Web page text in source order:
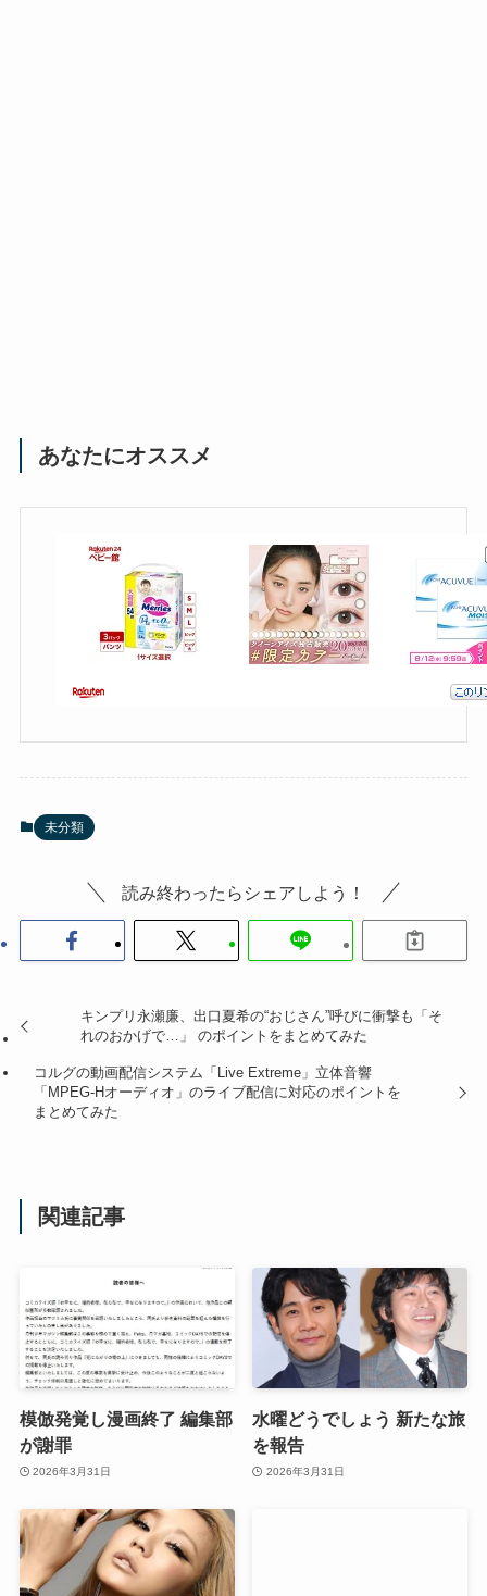
あなたにオススメ
未分類
読み終わったらシェアしよう！
キンプリ永瀬廉、出口夏希の“おじさん”呼びに衝撃も「そ
れのおかげで…」 のポイントをまとめてみた
コルグの動画配信システム「Live Extreme」立体音響
「MPEG-Hオーディオ」のライブ配信に対応のポイントを
まとめてみた
関連記事
模倣発覚し漫画終了 編集部
が謝罪
2026年3月31日
水曜どうでしょう 新たな旅
を報告
2026年3月31日